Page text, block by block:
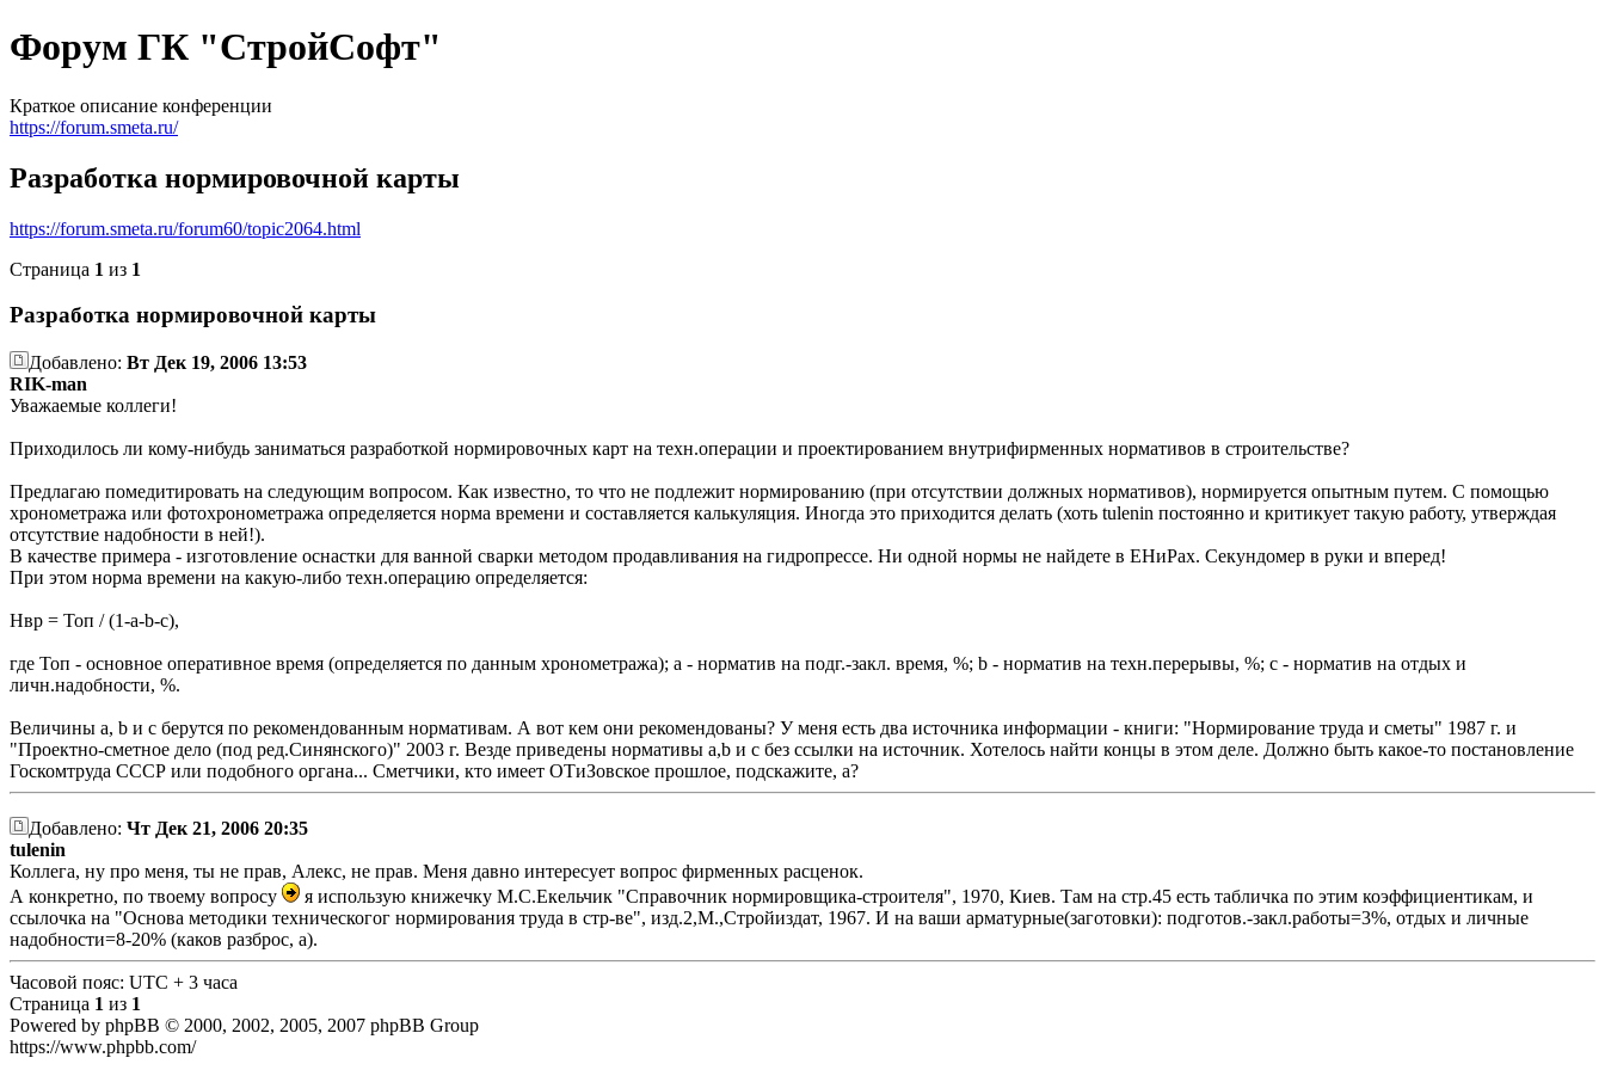
Форум ГК "СтройСофт"
Краткое описание конференции
https://forum.smeta.ru/
Разработка нормировочной карты
https://forum.smeta.ru/forum60/topic2064.html
Страница 1 из 1
Разработка нормировочной карты
Добавлено: Вт Дек 19, 2006 13:53
RIK-man
Уважаемые коллеги!
Приходилось ли кому-нибудь заниматься разработкой нормировочных карт на техн.операции и проектированием внутрифирменных нормативов в строительстве?
Предлагаю помедитировать на следующим вопросом. Как известно, то что не подлежит нормированию (при отсутствии должных нормативов), нормируется опытным путем. С помощью
хронометража или фотохронометража определяется норма времени и составляется калькуляция. Иногда это приходится делать (хоть tulenin постоянно и критикует такую работу, утверждая
отсутствие надобности в ней!).
В качестве примера - изготовление оснастки для ванной сварки методом продавливания на гидропрессе. Ни одной нормы не найдете в ЕНиРах. Секундомер в руки и вперед!
При этом норма времени на какую-либо техн.операцию определяется:
Нвр = Топ / (1-а-b-с),
где Топ - основное оперативное время (определяется по данным хронометража); а - норматив на подг.-закл. время, %; b - норматив на техн.перерывы, %; с - норматив на отдых и
личн.надобности, %.
Величины а, b и с берутся по рекомендованным нормативам. А вот кем они рекомендованы? У меня есть два источника информации - книги: "Нормирование труда и сметы" 1987 г. и
"Проектно-сметное дело (под ред.Синянского)" 2003 г. Везде приведены нормативы а,b и c без ссылки на источник. Хотелось найти концы в этом деле. Должно быть какое-то постановление
Госкомтруда СССР или подобного органа... Сметчики, кто имеет ОТиЗовское прошлое, подскажите, а?
Добавлено: Чт Дек 21, 2006 20:35
tulenin
Коллега, ну про меня, ты не прав, Алекс, не прав. Меня давно интересует вопрос фирменных расценок.
А конкретно, по твоему вопросу
я использую книжечку М.С.Екельчик "Справочник нормировщика-строителя", 1970, Киев. Там на стр.45 есть табличка по этим коэффициентикам, и
ссылочка на "Основа методики техническогог нормирования труда в стр-ве", изд.2,М.,Стройиздат, 1967. И на ваши арматурные(заготовки): подготов.-закл.работы=3%, отдых и личные
надобности=8-20% (каков разброс, а).
Часовой пояс: UTC + 3 часа
Страница 1 из 1
Powered by phpBB © 2000, 2002, 2005, 2007 phpBB Group
https://www.phpbb.com/